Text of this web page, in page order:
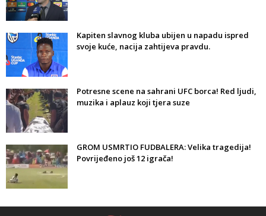
Kapiten slavnog kluba ubijen u napadu ispred
svoje kuće, nacija zahtijeva pravdu.
Potresne scene na sahrani UFC borca! Red ljudi,
muzika i aplauz koji tjera suze
GROM USMRTIO FUDBALERA: Velika tragedija!
Povrijeđeno još 12 igrača!